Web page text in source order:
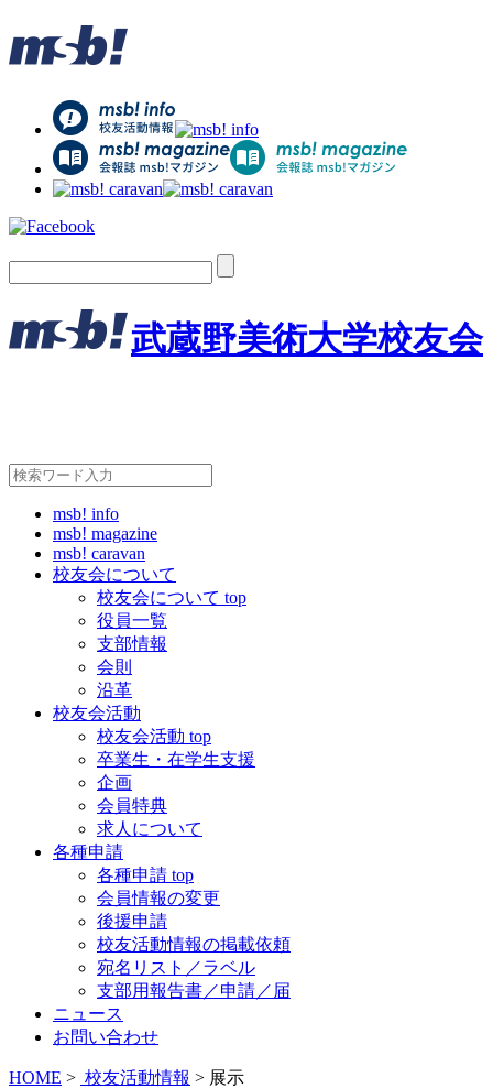
武蔵野美術大学校友会
msb! info
msb! magazine
msb! caravan
校友会について
校友会について top
役員一覧
支部情報
会則
沿革
校友会活動
校友会活動 top
卒業生・在学生支援
企画
会員特典
求人について
各種申請
各種申請 top
会員情報の変更
後援申請
校友活動情報の掲載依頼
宛名リスト／ラベル
支部用報告書／申請／届
ニュース
お問い合わせ
HOME > 校友活動情報 > 展示